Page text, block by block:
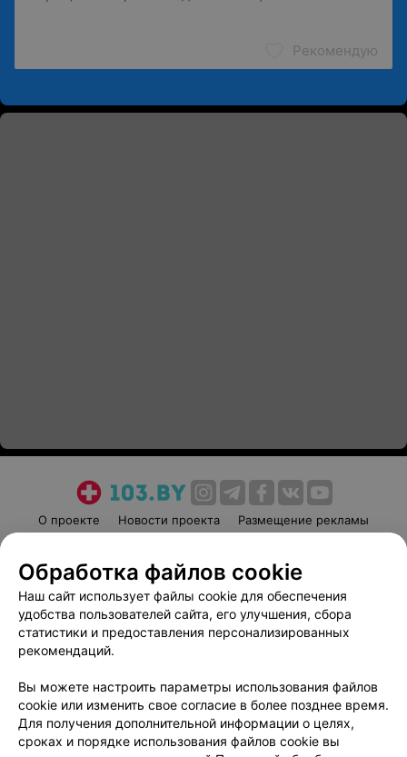
Рекомендую
О проекте Новости проекта
Размещение рекламы
Пользовательское соглашение
Способы оплаты
Вакансии
Партнеры
Написать руководителю 103.by
Обработка персональных данных
Обработка файлов cookie
Наш сайт использует файлы cookie для обеспечения
удобства пользователей сайта, его улучшения, сбора
статистики и предоставления персонализированных
рекомендаций.
Вы можете настроить параметры использования файлов
cookie или изменить свое согласие в более позднее время.
Для получения дополнительной информации о целях,
сроках и порядке использования файлов cookie вы